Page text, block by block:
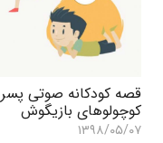
قصه کودکانه صوتی پسر
کوچولوهای بازیگوش
۱۳۹۸/۰۵/۰۷